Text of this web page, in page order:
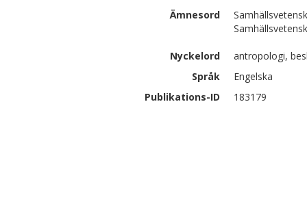
Ämnesord
Nyckelord
antropologi,
Språk
Engelska
Publikations-ID
183179